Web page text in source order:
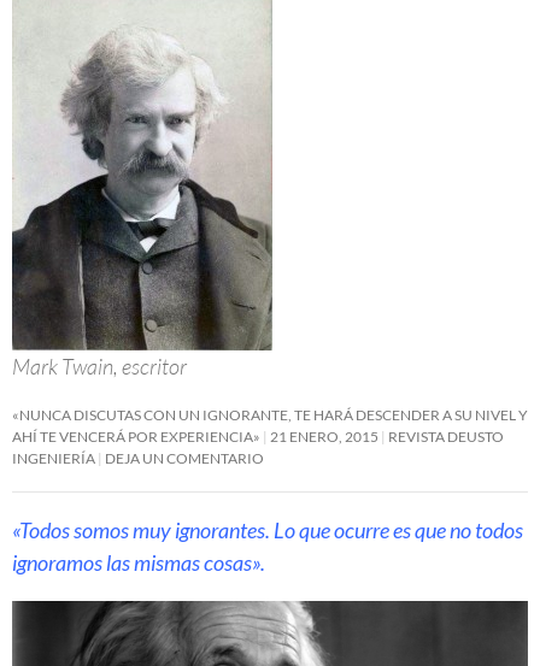
Mark Twain, escritor
«NUNCA DISCUTAS CON UN IGNORANTE, TE HARÁ DESCENDER A SU NIVEL Y
AHÍ TE VENCERÁ POR EXPERIENCIA» 21 ENERO, 2015
REVISTA DEUSTO
INGENIERÍA DEJA UN COMENTARIO
«Todos somos muy ignorantes. Lo que ocurre es que no todos
ignoramos las mismas cosas».